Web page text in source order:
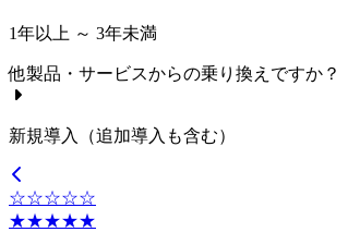
1年以上 ～ 3年未満
他製品・サービスからの乗り換えですか？
新規導入（追加導入も含む）
☆☆☆☆☆
★★★★★